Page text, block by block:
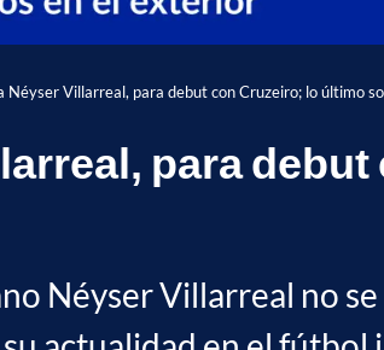
Néyser Villarreal, para debut con Cruzeiro; lo último
para
Néyser Villarreal no